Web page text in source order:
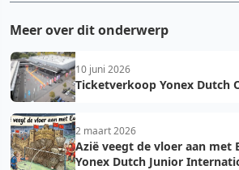
Meer over dit onderwerp
10 juni 2026
Ticketverkoop Yonex Dutch
2 maart 2026
Azië veegt de vloer aan met
Yonex Dutch Junior